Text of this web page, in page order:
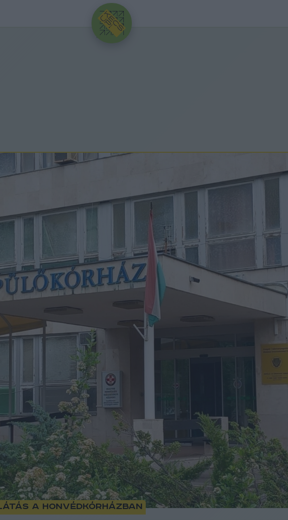
HIRDETÉS
a Honvédkórházban